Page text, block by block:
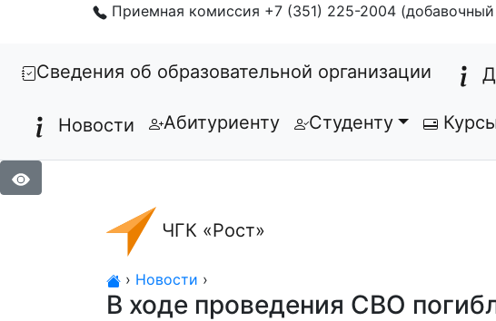
Приемная комиссия +7 (351) 225-2004
Сведения об образовательной организации
Новости Абитуриенту Студенту
ЧГК «Рост»
› Новости ›
В ходе проведения СВО